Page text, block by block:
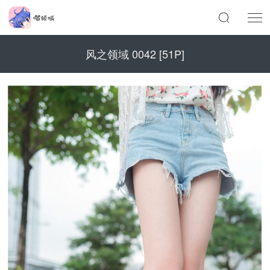
风之领域 0042 [51P]